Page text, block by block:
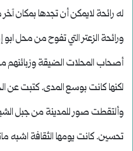
له رائحة لايمكن أن تجدها بمكان
ورائحة الزعتر التي تفوح من محل
أصحاب المحلات الضيقة
لكنها كانت بوسع المدى. كتبت عن
وألتقطت صور للمدينة من جبل
تحسين. كانت يومها الثقافة اشبه